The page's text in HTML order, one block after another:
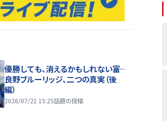
優勝しても、消えるかもしれない――富
良野ブルーリッジ、二つの真実（後
編）
2026/07/21 15:25話題の投稿